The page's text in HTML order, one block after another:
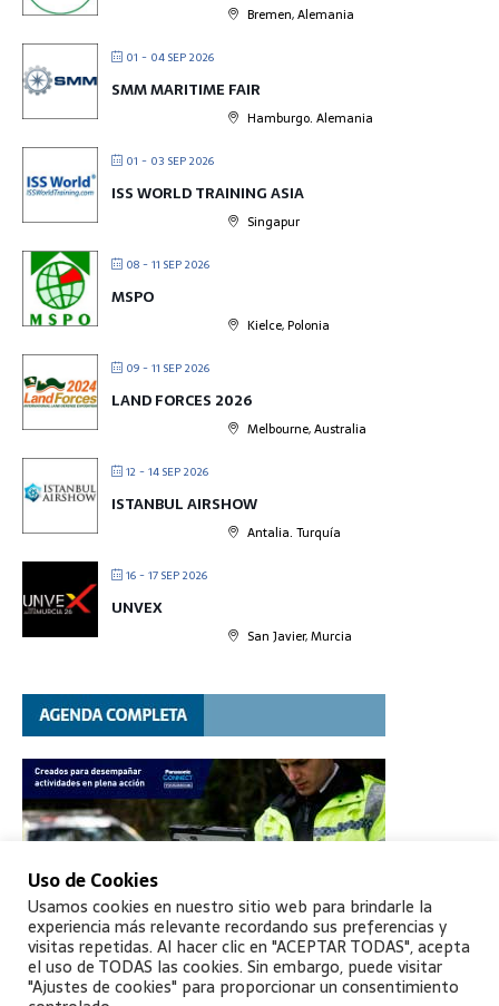
Bremen, Alemania
01 - 04 SEP 2026
SMM MARITIME FAIR
Hamburgo. Alemania
01 - 03 SEP 2026
ISS WORLD TRAINING ASIA
Singapur
08 - 11 SEP 2026
MSPO
Kielce, Polonia
09 - 11 SEP 2026
LAND FORCES 2026
Melbourne, Australia
12 - 14 SEP 2026
ISTANBUL AIRSHOW
Antalia. Turquía
16 - 17 SEP 2026
UNVEX
San Javier, Murcia
Uso de Cookies
Usamos cookies en nuestro sitio web para brindarle la
experiencia más relevante recordando sus preferencias y
visitas repetidas. Al hacer clic en "ACEPTAR TODAS", acepta
el uso de TODAS las cookies. Sin embargo, puede visitar
"Ajustes de cookies" para proporcionar un consentimiento